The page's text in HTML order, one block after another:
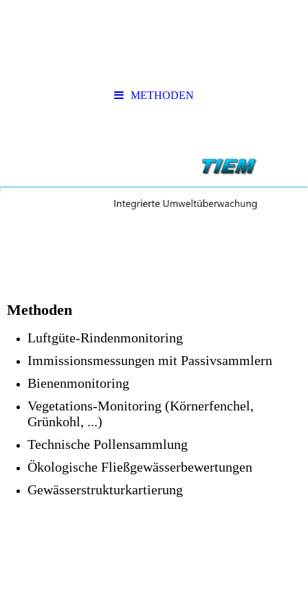
METHODEN
Methoden
Luftgüte-Rindenmonitoring
Immissionsmessungen mit Passivsammlern
Bienenmonitoring
Vegetations-Monitoring (Körnerfenchel,
Grünkohl, ...)
Technische Pollensammlung
Ökologische Fließgewässerbewertungen
Gewässerstrukturkartierung